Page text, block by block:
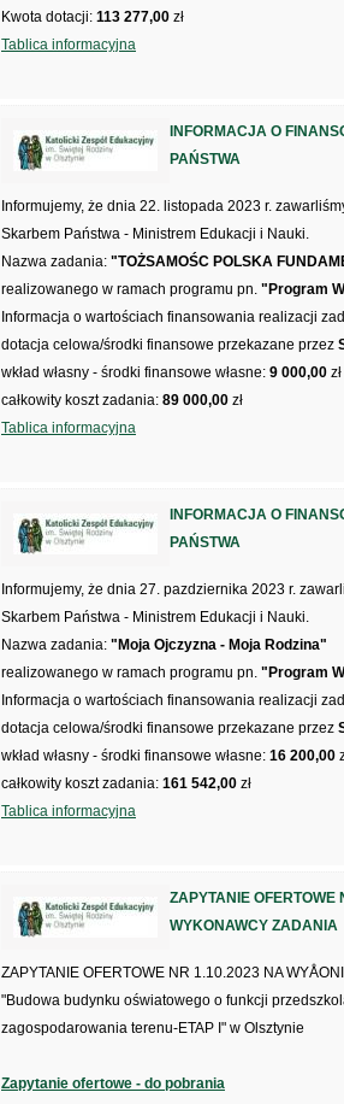
Kwota dotacji: 113 277,00 zł
Tablica informacyjna
INFORMACJA O
PAŃSTWA
Informujemy, że dnia 22. listopada 2023 r.
Skarbem Państwa - Ministrem Edukacji i Nauki.
Nazwa zadania: "TOŻSAMOŚC POLSKA
realizowanego w ramach programu pn. "Program
Informacja o wartościach finansowania realizacji
dotacja celowa/środki finansowe przekazane przez
wkład własny - środki finansowe własne: 9 000,00 zł
całkowity koszt zadania: 89 000,00 zł
Tablica informacyjna
INFORMACJA O
PAŃSTWA
Informujemy, że dnia 27. pazdziernika 2023 r.
Skarbem Państwa - Ministrem Edukacji i Nauki.
Nazwa zadania: "Moja Ojczyzna - Moja Rodzina"
realizowanego w ramach programu pn. "Program
Informacja o wartościach finansowania realizacji
dotacja celowa/środki finansowe przekazane przez
wkład własny - środki finansowe własne: 16 200,00
całkowity koszt zadania: 161 542,00 zł
Tablica informacyjna
ZAPYTANIE OFERTOWE
WYKONAWCY ZADANIA
ZAPYTANIE OFERTOWE NR 1.10.2023 NA
"Budowa budynku oświatowego o funkcji
zagospodarowania terenu-ETAP I" w Olsztynie
Zapytanie ofertowe - do pobrania